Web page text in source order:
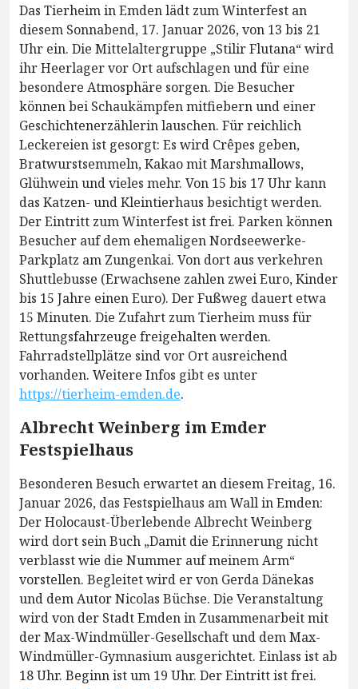
Das Tierheim in Emden lädt zum Winterfest an
diesem Sonnabend, 17. Januar 2026, von 13 bis 21
Uhr ein. Die Mittelaltergruppe „Stilir Flutana“ wird
ihr Heerlager vor Ort aufschlagen und für eine
besondere Atmosphäre sorgen. Die Besucher
können bei Schaukämpfen mitfiebern und einer
Geschichtenerzählerin lauschen. Für reichlich
Leckereien ist gesorgt: Es wird Crêpes geben,
Bratwurstsemmeln, Kakao mit Marshmallows,
Glühwein und vieles mehr. Von 15 bis 17 Uhr kann
das Katzen- und Kleintierhaus besichtigt werden.
Der Eintritt zum Winterfest ist frei. Parken können
Besucher auf dem ehemaligen Nordseewerke-
Parkplatz am Zungenkai. Von dort aus verkehren
Shuttlebusse (Erwachsene zahlen zwei Euro, Kinder
bis 15 Jahre einen Euro). Der Fußweg dauert etwa
15 Minuten. Die Zufahrt zum Tierheim muss für
Rettungsfahrzeuge freigehalten werden.
Fahrradstellplätze sind vor Ort ausreichend
vorhanden. Weitere Infos gibt es unter
https://tierheim-emden.de.
Albrecht Weinberg im Emder
Festspielhaus
Besonderen Besuch erwartet an diesem Freitag, 16.
Januar 2026, das Festspielhaus am Wall in Emden:
Der Holocaust-Überlebende Albrecht Weinberg
wird dort sein Buch „Damit die Erinnerung nicht
verblasst wie die Nummer auf meinem Arm“
vorstellen. Begleitet wird er von Gerda Dänekas
und dem Autor Nicolas Büchse. Die Veranstaltung
wird von der Stadt Emden in Zusammenarbeit mit
der Max-Windmüller-Gesellschaft und dem Max-
Windmüller-Gymnasium ausgerichtet. Einlass ist ab
18 Uhr. Beginn ist um 19 Uhr. Der Eintritt ist frei.